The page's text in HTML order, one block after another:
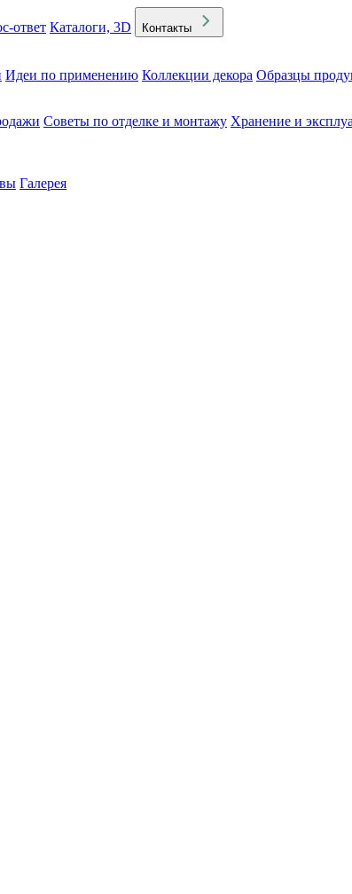
ответ Каталоги, 3D Контакты
Идеи по применению Коллекции декора Образцы
Советы по отделке и монтажу Хранение и
Галерея